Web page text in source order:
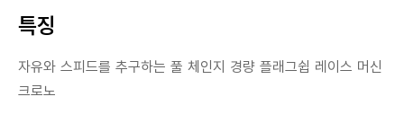
특징
자유와 스피드를 추구하는 풀 체인지 경량 플래그쉽 레이스 머신
크로노